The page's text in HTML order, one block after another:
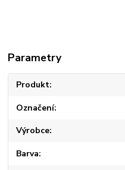
Parametry
Produkt
Označení
Výrobce
Barva